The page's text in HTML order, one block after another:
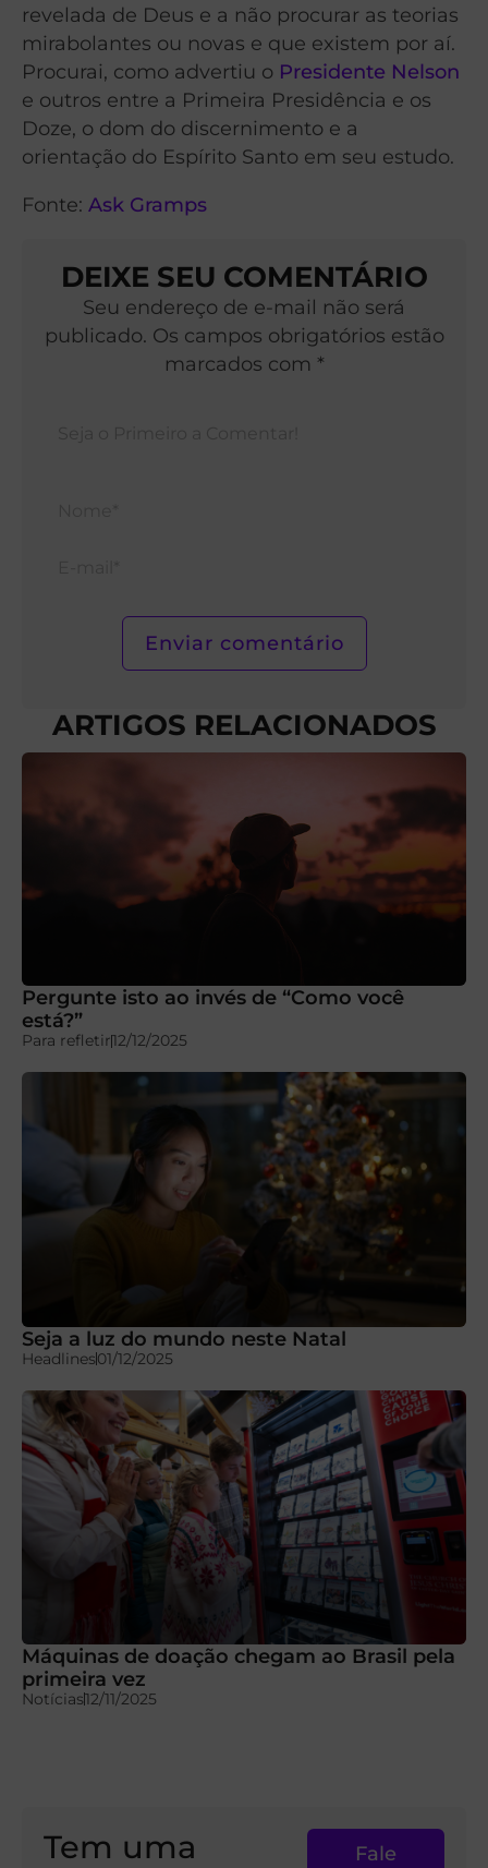
revelada de Deus e a não procurar as teorias
mirabolantes ou novas e que existem por aí.
Procurai, como advertiu o Presidente Nelson
e outros entre a Primeira Presidência e os
Doze, o dom do discernimento e a
orientação do Espírito Santo em seu estudo.
Fonte: Ask Gramps
DEIXE SEU COMENTÁRIO
Seu endereço de e-mail não será
publicado. Os campos obrigatórios estão
marcados com *
ARTIGOS RELACIONADOS
Pergunte isto ao invés de “Como você
está?”
Para refletir12/12/2025
Seja a luz do mundo neste Natal
Headlines01/12/2025
Máquinas de doação chegam ao Brasil pela
primeira vez
Notícias12/11/2025
Tem uma
Fale